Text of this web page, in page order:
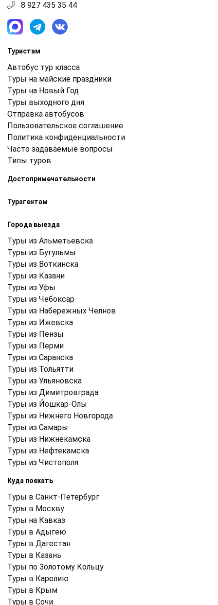
8 927 435 35 44
Туристам
Автобус тур класса
Туры на майские праздники
Туры на Новый Год
Туры выходного дня
Отправка автобусов
Пользовательское соглашение
Политика конфиденциальности
Часто задаваемые вопросы
Типы туров
Достопримечательности
Турагентам
Города выезда
Туры из Альметьевска
Туры из Бугульмы
Туры из Воткинска
Туры из Казани
Туры из Уфы
Туры из Чебоксар
Туры из Набережных Челнов
Туры из Ижевска
Туры из Пензы
Туры из Перми
Туры из Саранска
Туры из Тольятти
Туры из Ульяновска
Туры из Димитровграда
Туры из Йошкар-Олы
Туры из Нижнего Новгорода
Туры из Самары
Туры из Нижнекамска
Туры из Нефтекамска
Туры из Чистополя
Куда поехать
Туры в Санкт-Петербург
Туры в Москву
Туры на Кавказ
Туры в Адыгею
Туры в Дагестан
Туры в Казань
Туры по Золотому Кольцу
Туры в Карелию
Туры в Крым
Туры в Cочи